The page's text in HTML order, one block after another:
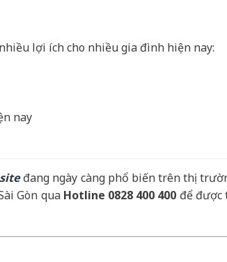
lợi ích cho nhiều gia đình hiện nay:
nay
đang ngày càng phổ biến trên thị
Gòn qua Hotline 0828 400 400 để được